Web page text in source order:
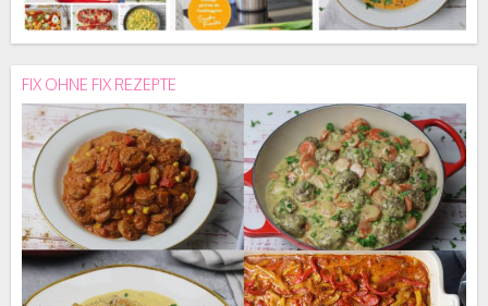
FIX OHNE FIX REZEPTE